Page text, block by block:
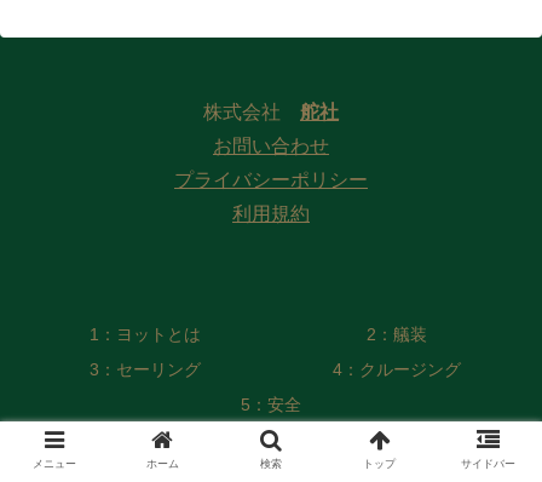
株式会社 舵社
お問い合わせ
プライバシーポリシー
利用規約
1：ヨットとは
2：艤装
3：セーリング
4：クルージング
5：安全
© 2022 Web版 ヨット／モーターボート用語集 編纂委員会
メニュー ホーム 検索 トップ サイドバー